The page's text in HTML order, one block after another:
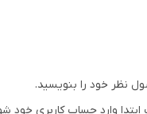
نظر خود را بنویسید.
ابتدا وارد حساب کاربری خود